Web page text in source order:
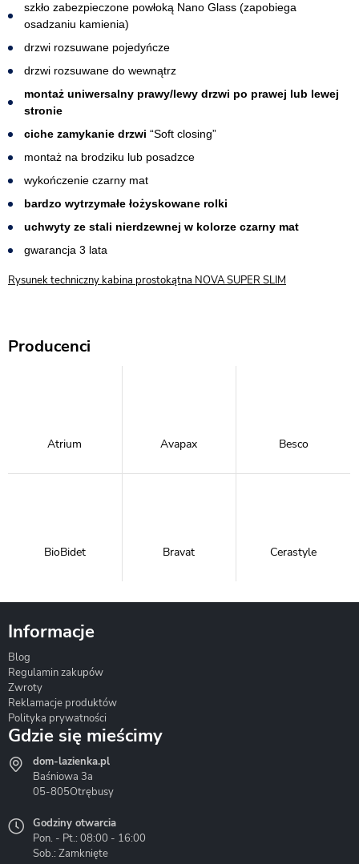
szkło zabezpieczone powłoką Nano Glass (zapobiega
osadzaniu kamienia)
drzwi rozsuwane pojedyńcze
drzwi rozsuwane do wewnątrz
montaż uniwersalny prawy/lewy drzwi po prawej lub lewej
stronie
ciche zamykanie drzwi “Soft closing”
montaż na brodziku lub posadzce
wykończenie czarny mat
bardzo wytrzymałe łożyskowane rolki
uchwyty ze stali nierdzewnej w kolorze czarny mat
gwarancja 3 lata
Rysunek techniczny kabina prostokątna NOVA SUPER SLIM
Producenci
Atrium Avapax Besco
BioBidet Bravat Cerastyle
Hydrostop
Informacje
Blog
Regulamin zakupów
Zwroty
Reklamacje produktów
Polityka prywatności
Gdzie się mieścimy
dom-lazienka.pl
Baśniowa 3a
05-805Otrębusy
Godziny otwarcia
Pon. - Pt.: 08:00 - 16:00
Sob.: Zamknięte